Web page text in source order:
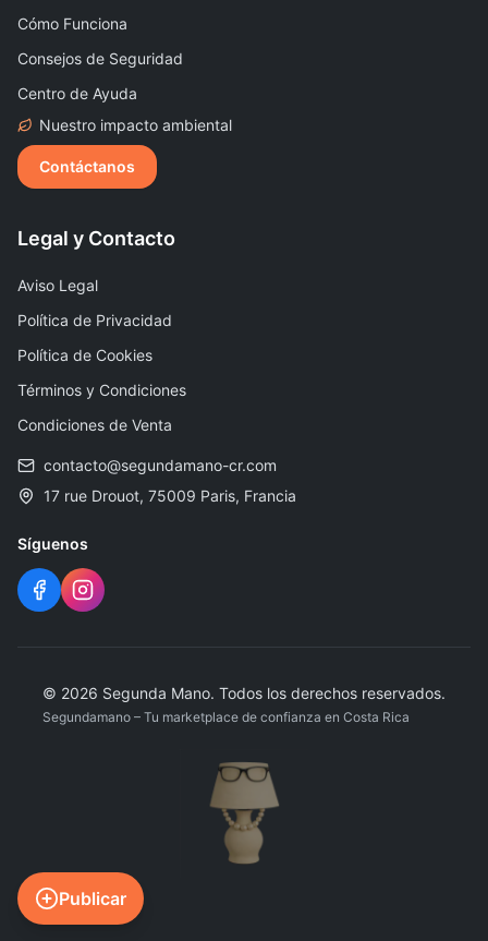
Cómo Funciona
Consejos de Seguridad
Centro de Ayuda
Nuestro impacto ambiental
Contáctanos
Legal y Contacto
Aviso Legal
Política de Privacidad
Política de Cookies
Términos y Condiciones
Condiciones de Venta
contacto@segundamano-cr.com
17 rue Drouot, 75009 Paris, Francia
Síguenos
© 2026 Segunda Mano. Todos los derechos reservados.
Segundamano – Tu marketplace de confianza en Costa Rica
Publicar